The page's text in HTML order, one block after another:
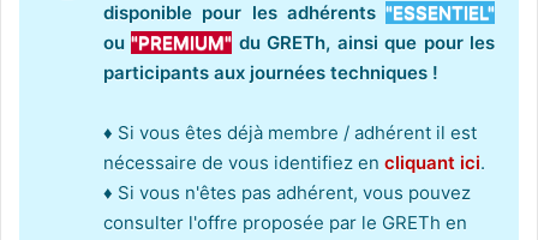
disponible pour les adhérents "ESSENTIEL"
ou"PREMIUM" du GRETh, ainsi que pour les
participants aux journées techniques !
♦ Si vous êtes déjà membre / adhérent il est
nécessaire de vous identifiez en cliquant ici.
♦ Si vous n'êtes pas adhérent, vous pouvez
consulter l'offre proposée par le GRETh en